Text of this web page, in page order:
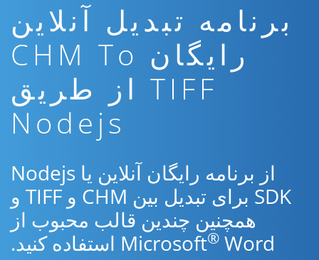
برنامه تبدیل آنلاین
رایگان CHM To
TIFF از طریق
Nodejs
از برنامه رایگان آنلاین یا Nodejs
SDK برای تبدیل بین CHM و TIFF و
همچنین چندین قالب محبوب از
Microsoft® Word استفاده کنید.